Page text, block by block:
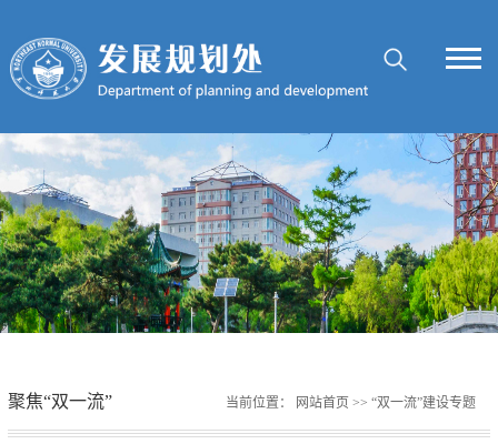
聚焦“双一流” 当前位置： 网站首页 >> “双一流”建设专题